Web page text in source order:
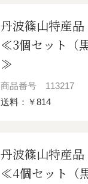
丹波篠山特産品
≪3個セット（
≫
商品番号
113217
送料：￥814
丹波篠山特産品
≪4個セット（